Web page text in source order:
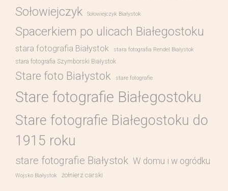
Sołowiejczyk Sołowiejczyk Białystok
Spacerkiem po ulicach Białegostoku
stara fotografia Białystok stara fotografia Rendel Białystok
stara fotografia Szymborski Białystok
Stare foto Białystok stare fotografie
Stare fotografie Białegostoku
Stare fotografie Białegostoku do
1915 roku
stare fotografie Białystok W domu i w ogródku
Wojsko Białystok żołnierz carski